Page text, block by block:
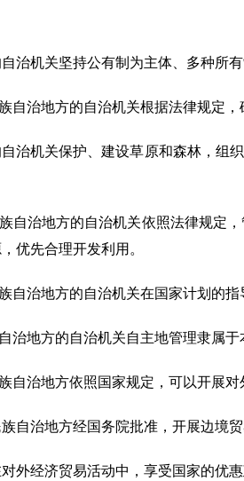
治机关坚持公有制为主体、多种所
自治地方的自治机关根据法律规定
治机关保护、建设草原和森林，组
自治地方的自治机关依照法律规定
优先合理开发利用。
自治地方的自治机关在国家计划的
治地方的自治机关自主地管理隶属于
自治地方依照国家规定，可以开展
自治地方经国务院批准，开展边境
外经济贸易活动中，享受国家的优